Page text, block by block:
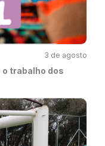
3 de agosto
trabalho dos